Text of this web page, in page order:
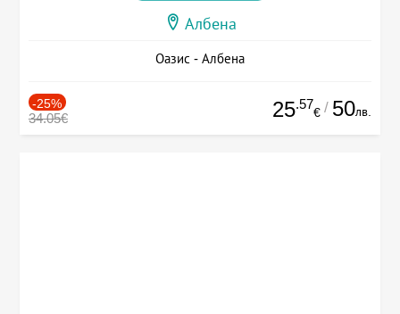
Албена
Оазис - Албена
-25%
34.05€ 25.57
€ / 50лв.